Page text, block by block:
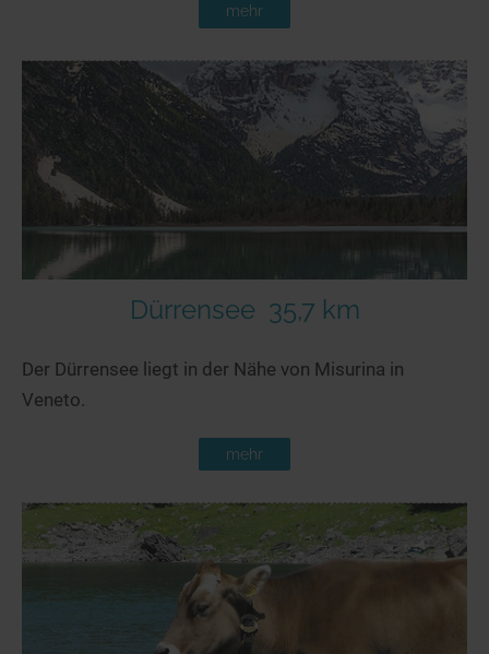
mehr
Dürrensee 35,7 km
Der Dürrensee liegt in der Nähe von Misurina in
Veneto.
mehr